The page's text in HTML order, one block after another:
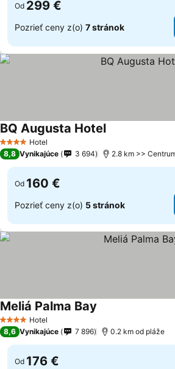
Od 299 €
Pozrieť ceny z(o) 7 stránok
4 Počet hviezdičiek
Hotel
BQ Augusta Hotel
8,8 Vynikajúce 3 694 2.8 km >>
Od 160 €
Pozrieť ceny z(o) 5 stránok
4 Počet hviezdičiek
Hotel
Meliá Palma Bay
8,6 Vynikajúce 7 896 0.2 km od pláže
Od 176 €